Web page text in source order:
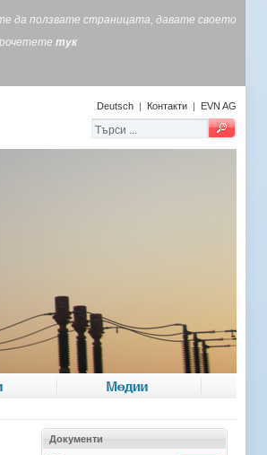
да ползвате страницата, давате своето
тук
Deutsch | Контакти | EVN AG
Медии
Документи